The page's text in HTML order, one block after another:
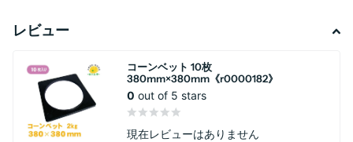
レビュー
コーンベット 10枚
380mm×380mm《r0000182》
0 out of 5 stars
現在レビューはありません